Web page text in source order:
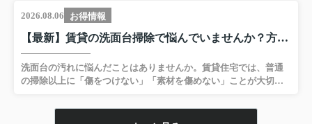
分 破損 対処法」を中心に、よくある例を挙げながら、共用部分の
範囲や責任の所在、初動対応、費用の負担、トラブル回避のポイ
ントまで分かりやすく解説します。どなたでも理解できる内容で
すので、ぜひ最後までご覧ください。 【目次】・共用部分の範囲
と責任の所在・破損が発生した際の初動対応方法・責任の所在と
費用負担の原則・トラブル回避のためのポイントとお問い合わせ
2026.08.06 お得情報
【最新】賃貸の洗面台掃除で悩んでいませんか？方法やコツを簡単にご紹介
洗面台の汚れに悩んだことはありませんか。賃貸住宅では、普通
の掃除以上に「傷をつけない」「素材を傷めない」ことが大切で
多いはずです。この記事では、特別な道具がなくても使い古した
歯ブラシだけでできる手軽な洗面台掃除方法を詳しく解説しま